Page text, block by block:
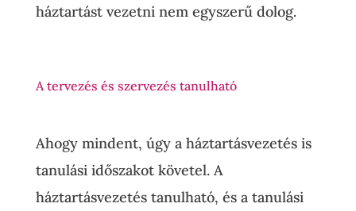
háztartást vezetni nem egyszerű dolog.
A tervezés és szervezés tanulható
Ahogy mindent, úgy a háztartásvezetés is
tanulási időszakot követel. A
háztartásvezetés tanulható, és a tanulási